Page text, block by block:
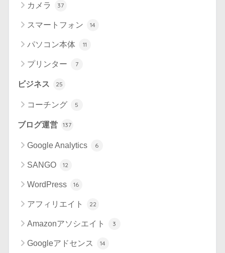
カメラ 37
スマートフォン 14
パソコン本体 11
プリンター 7
ビジネス 25
コーチング 5
ブログ運営 137
Google Analytics 6
SANGO 12
WordPress 16
アフィリエイト 22
Amazonアソシエイト 3
Googleアドセンス 14